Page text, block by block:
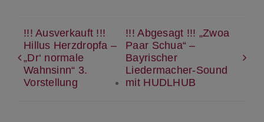
!!! Ausverkauft !!!
Hillus Herzdropfa –
„Dr‘ normale
Wahnsinn“ 3.
Vorstellung
!!! Abgesagt !!! „Zwoa
Paar Schua“ –
Bayrischer
Liedermacher-Sound
mit HUDLHUB